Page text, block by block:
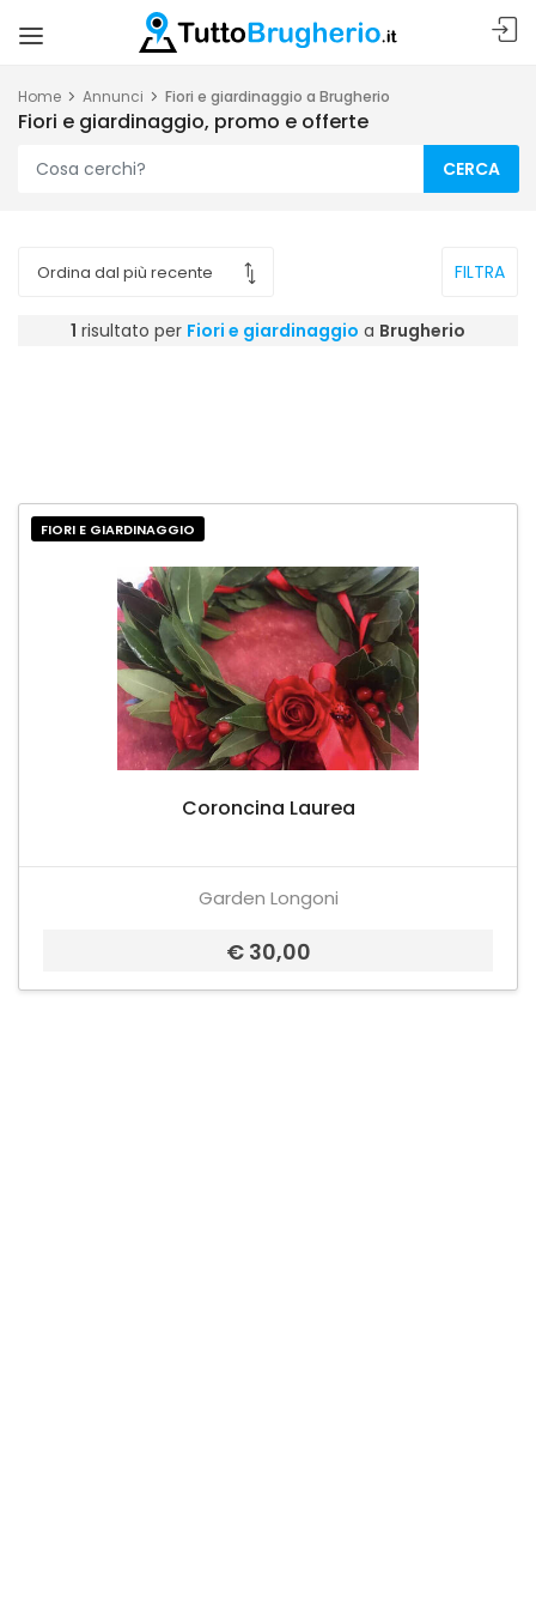
Home Annunci Fiori e giardinaggio a Brugherio
Fiori e giardinaggio, promo e offerte
CERCA
FILTRA
1 risultato per Fiori e giardinaggio a Brugherio
FIORI E GIARDINAGGIO
Coroncina Laurea
Garden Longoni
€ 30,00